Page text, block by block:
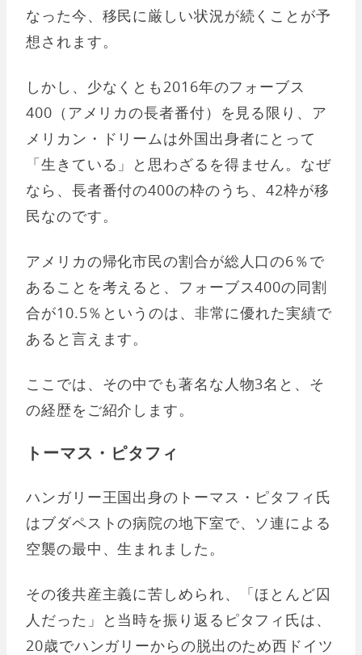
なった今、移民に厳しい状況が続くことが予
想されます。
しかし、少なくとも2016年のフォーブス
400（アメリカの長者番付）を見る限り、ア
メリカン・ドリームは外国出身者にとって
「生きている」と思わざるを得ません。なぜ
なら、長者番付の400の枠のうち、42枠が移
民なのです。
アメリカの帰化市民の割合が総人口の6％で
あることを考えると、フォーブス400の同割
合が10.5％というのは、非常に優れた実績で
あると言えます。
ここでは、その中でも著名な人物3名と、そ
の経歴をご紹介します。
トーマス・ピタフィ
ハンガリー王国出身のトーマス・ピタフィ氏
はブダペストの病院の地下室で、ソ連による
空襲の最中、生まれました。
その後共産主義に苦しめられ、「ほとんど囚
人だった」と当時を振り返るピタフィ氏は、
20歳でハンガリーからの脱出のため西ドイツ